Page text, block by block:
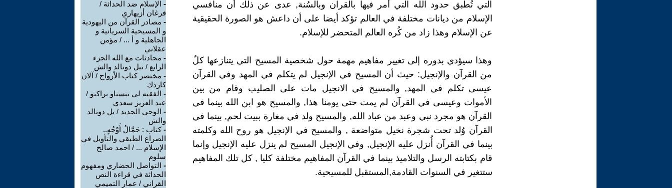
التي تُطبق حدود الله التي أمر فيها بالقرآن وبالسُنة, عدى عن ذلك أن منافسي
الإسلام من ديانات مختلفة في العالم تؤكد أيضا على أن داعش هو الصورة الحقيقية
عن الإسلام وهذا زاد من كُره العالم المتحضر للإسلام.
وهذا سيؤدي بدوره إلى تغيير مفاهيم مهمة حول شخصية المسيح التي يتنازعها كلٌ
من القرآن والإنجيل: حيث أن المسيح في الإنجيل لم يتكلم في المهد وفي القرآن
عيسى تكلم في المهد, والمسيح في الانجيل مات على الصليب وقام من بين
الأموات وعيسى في القرآن لم يمت حتى يومنا هذا, والمسيح هو ابن الله بينما في
القرآن هو مجرد نبي وعبد من عباد الله, والمسيح ولد في مغارة ببيت لحم, بينما في
القرآن وُلد تحت شجرة نخيل متواضعة , والمسيح في الإنجيل هو روح الله وكلمته
بينما في القرآن أُنزل عليه الإنجيل, وفي الإنجيل المسيح لم ينزل عليه الإنجيل وإنما
قام بكتابته الرسل والتلاميذ بينما في القرآن المفاهيم مختلفة كليا , كل تلك المفاهيم
ستتغير في السنوات القادمة,المستقبل للمسيحية.
- الإسلام ضد الحداثة /
فرغان أزيهاري
- مصادر القرآن من اليهودية
و المسيحية السريانية و
الجاهلية و أ ... / مؤمن
عقلاني
- محادثات مع الله الجزء
الرابع / نيل دونالد والش
- مختصر كتاب الأرواح / آلان
كاردك
- الفقيه لي نتسناو براكتو /
عبد العزيز سعدي
- الوحي الجديد / يل دونالد
والش
-كتاب : حَمَّالُ أَوْجُهٍ..
الصراع الطبقي والتأويل في
الإسلام ... / احمد صالح
سلوم
- التواصل الحضاري ومفهوم
الحداثة في قراءة النص
القراني / عمار التميمي